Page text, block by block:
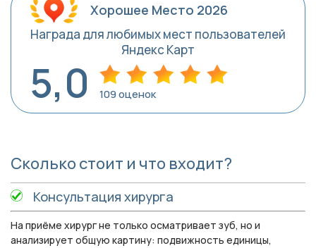
Хорошее Место 2026
Награда для любимых мест пользователей
Яндекс Карт
5,0 109 оценок
Сколько стоит и что входит?
Консультация хирурга
На приёме хирург не только осматривает зуб, но и
анализирует общую картину: подвижность единицы,